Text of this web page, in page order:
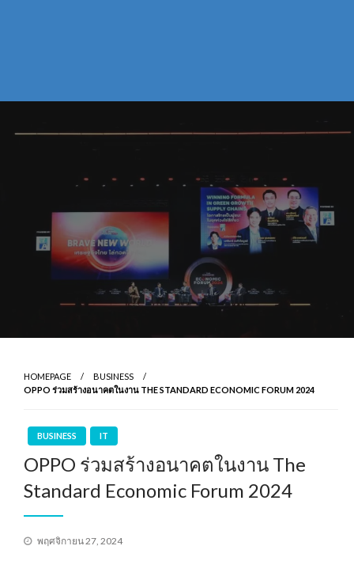
HOMEPAGE
BUSINESS
OPPO ร่วมสร้างอนาคตในงาน THE STANDARD ECONOMIC FORUM 2024
BUSINESS IT
OPPO ร่วมสร้างอนาคตในงาน The
Standard Economic Forum 2024
Posted
พฤศจิกายน 27, 2024